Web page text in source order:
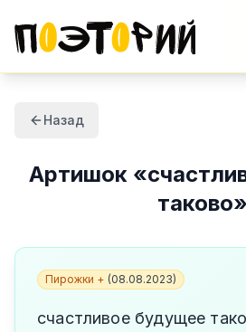
Назад
Артишок«
таково»
Пирожки + (08.08.2023)
счастливое будущее